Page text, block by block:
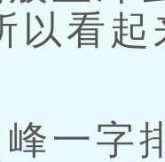
以看
字排